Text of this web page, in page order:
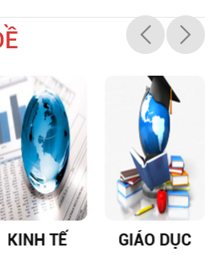
KINH TẾ GIÁO DỤC